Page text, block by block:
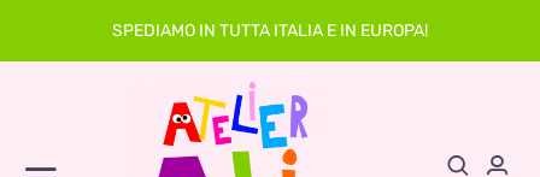
SPEDIAMO IN TUTTA ITALIA E IN EUROPA!